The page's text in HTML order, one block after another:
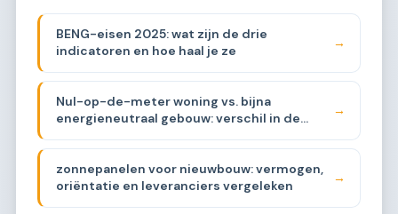
BENG-eisen 2025: wat zijn de drie
indicatoren en hoe haal je ze
→
Nul-op-de-meter woning vs. bijna
energieneutraal gebouw: verschil in de
→
zonnepanelen voor nieuwbouw: vermogen,
oriëntatie en leveranciers vergeleken
→